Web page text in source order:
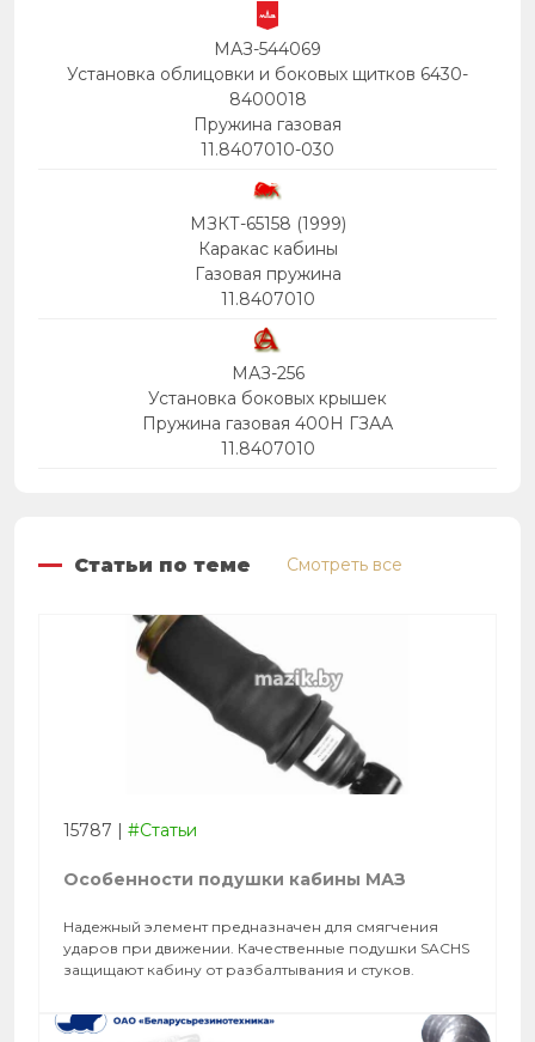
МАЗ-544069
Установка облицовки и боковых щитков 6430-
8400018
Пружина газовая
11.8407010-030
МЗКТ-65158 (1999)
Каракас кабины
Газовая пружина
11.8407010
МАЗ-256
Установка боковых крышек
Пружина газовая 400Н ГЗАА
11.8407010
Статьи по теме Смотреть все
15787 | #Статьи
Особенности подушки кабины МАЗ
Надежный элемент предназначен для смягчения
ударов при движении. Качественные подушки SACHS
защищают кабину от разбалтывания и стуков.